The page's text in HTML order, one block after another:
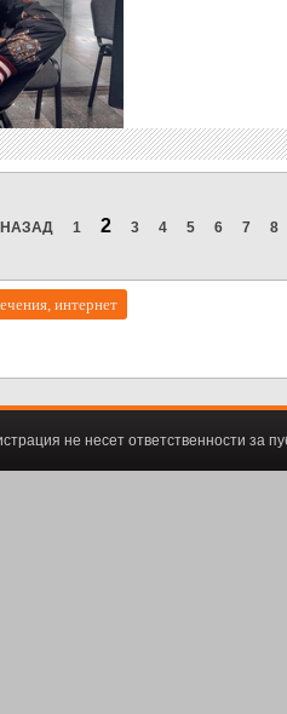
1 2 3 4 5 6 7 8
интернет
не несет ответственности за